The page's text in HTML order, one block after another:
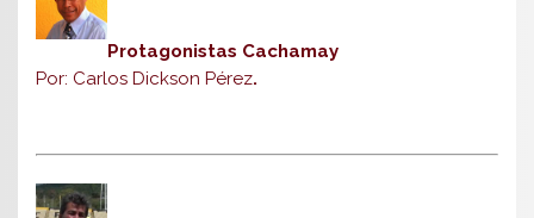
Protagonistas Cachamay
Por: Carlos Dickson Pérez.